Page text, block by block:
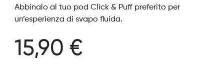
Abbinalo al tuo pod Click & Puff preferito per
un’esperienza di svapo fluida.
15,90 €